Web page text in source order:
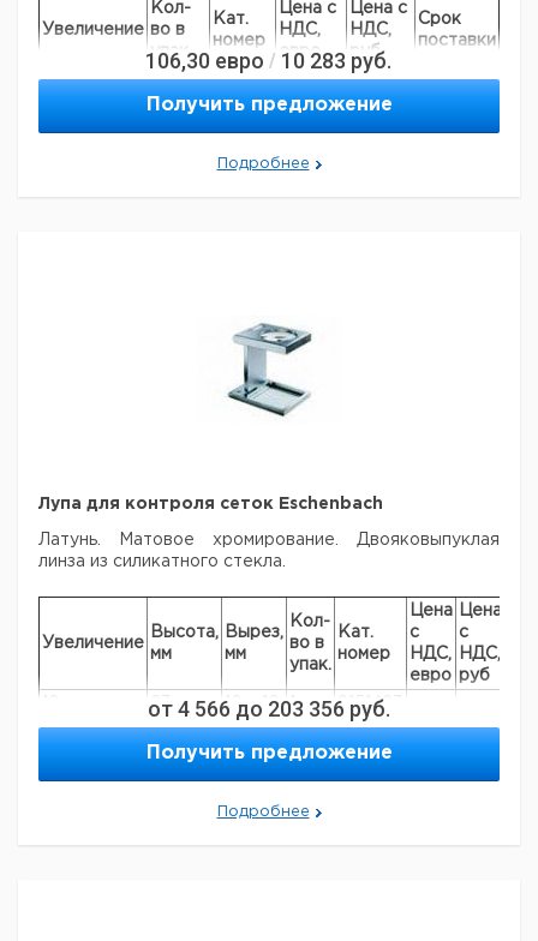
Увеличение
Кол-
во в
упак.
Кат.
номер
Цена с
НДС,
евро
Цена с
НДС,
руб
Срок
поставки
3.0x 1 9151147
106,30 евро / 10 283 руб.
Получить предложение
Подробнее
Лупа для контроля сеток Eschenbach
Латунь. Матовое хромирование. Двояковыпуклая
линза из силикатного стекла.
Увеличение
Высота,
мм
Вырез,
мм
Кол-
во в
упак.
Кат.
номер
Цена
с
НДС,
евро
Цена
с
НДС,
руб
23 10 х 10 1
9151423
10x
27 15 х 15 1 9151427
20 х
20
25 х
1
от4 566 до 203 356 руб.
Получить предложение
Подробнее